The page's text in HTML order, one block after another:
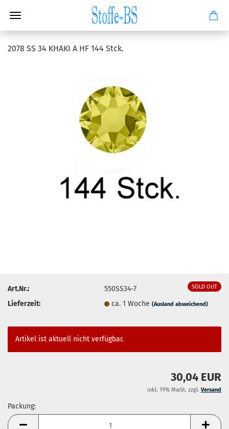
2078 SS 34 KHAKI A HF 144 Stck.
SOLD OUT
Art.Nr.:
550SS34-7
Lieferzeit:
ca. 1 Woche(Ausland abweichend)
Artikel ist aktuell nicht verfügbar.
30,04 EUR
inkl. 19% MwSt. zzgl. Versand
Packung:
Packung